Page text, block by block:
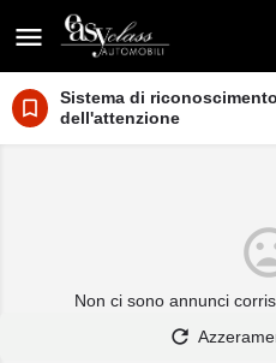
Sistema di
dell'attenzione
Non ci sono annunci